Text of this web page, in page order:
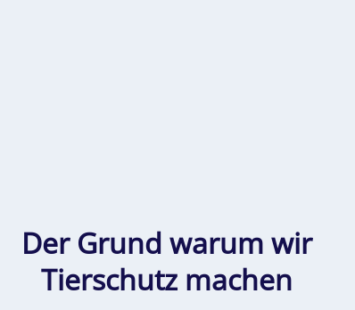
Der Grund warum wir
Tierschutz machen